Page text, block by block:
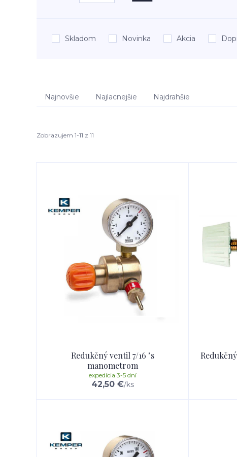
Skladom Novinka Akcia
Najnovšie Najlacnejšie Najdrahšie
Zobrazujem 1-11 z 11
Redukčný ventil 7/16 "s
manometrom
42,50 €/ks
expedícia 3-5 dní